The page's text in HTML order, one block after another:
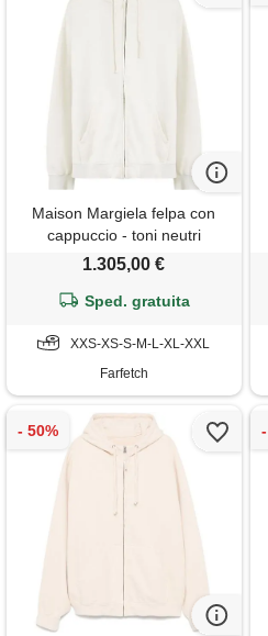
Maison Margiela felpa con
cappuccio - toni neutri
1.305,00 €
Sped. gratuita
XXS-XS-S-M-L-XL-XXL
Farfetch